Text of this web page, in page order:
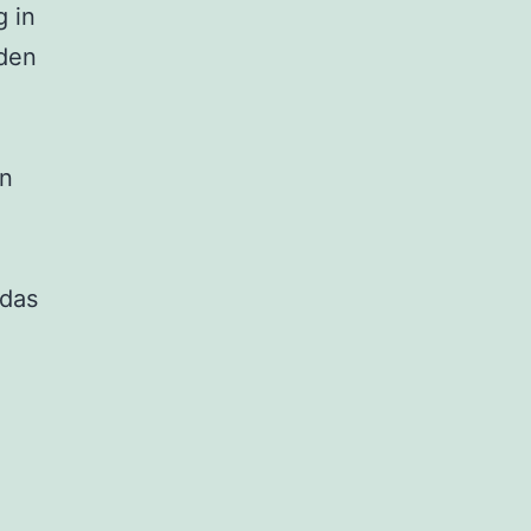
in